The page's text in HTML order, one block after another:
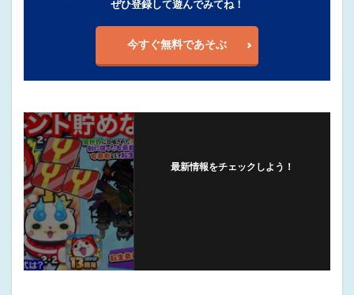
ぜひ登録して遊んでみてね！
今すぐ無料であそぶ
最新情報をチェックしよう！